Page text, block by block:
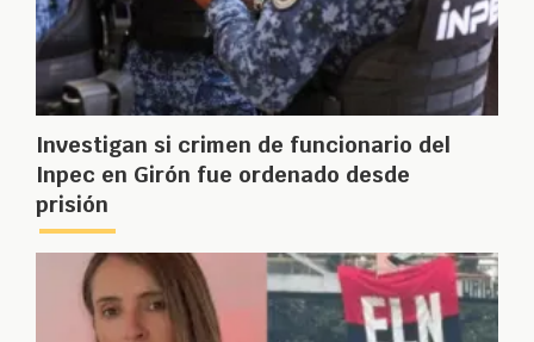
Investigan si crimen de funcionario del
Inpec en Girón fue ordenado desde
prisión